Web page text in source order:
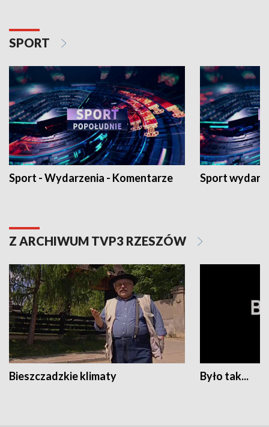
SPORT
Sport - Wydarzenia - Komentarze Sport
Z ARCHIWUM TVP3 RZESZÓW
Bieszczadzkie klimaty Było tak...